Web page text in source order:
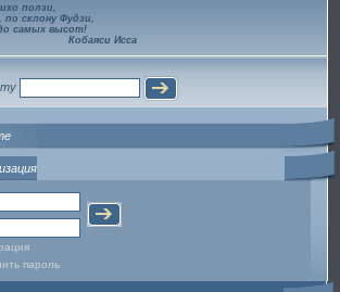
ползи,
по склону Фудзи,
самых высот!
Кобаяси Исса
пароль